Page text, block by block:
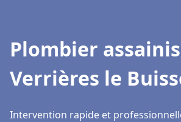
Plombier
Verrières le
Intervention rapide et